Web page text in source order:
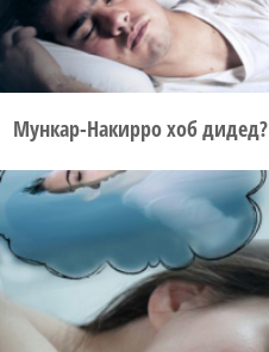
Мункар-Накирро хоб дидед?